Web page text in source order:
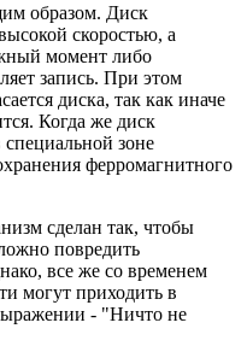
образом. Диск
скоростью, а
момент либо
запись. При этом
диска, так как иначе
Когда же диск
зоне
ферромагнитного
сделан так, чтобы
повредить
все же со временем
могут приходить в
- "Ничто не